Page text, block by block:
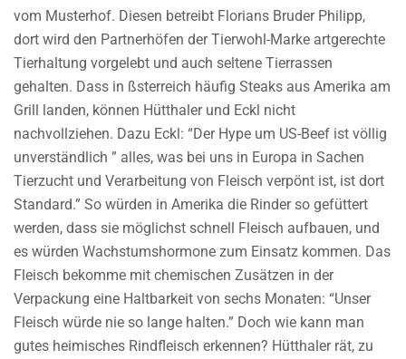
vom Musterhof. Diesen betreibt Florians Bruder Philipp,
dort wird den Partnerhöfen der Tierwohl-Marke artgerechte
Tierhaltung vorgelebt und auch seltene Tierrassen
gehalten. Dass in ßsterreich häufig Steaks aus Amerika am
Grill landen, können Hütthaler und Eckl nicht
nachvollziehen. Dazu Eckl: “Der Hype um US-Beef ist völlig
unverständlich ” alles, was bei uns in Europa in Sachen
Tierzucht und Verarbeitung von Fleisch verpönt ist, ist dort
Standard.” So würden in Amerika die Rinder so gefüttert
werden, dass sie möglichst schnell Fleisch aufbauen, und
es würden Wachstumshormone zum Einsatz kommen. Das
Fleisch bekomme mit chemischen Zusätzen in der
Verpackung eine Haltbarkeit von sechs Monaten: “Unser
Fleisch würde nie so lange halten.” Doch wie kann man
gutes heimisches Rindfleisch erkennen? Hütthaler rät, zu